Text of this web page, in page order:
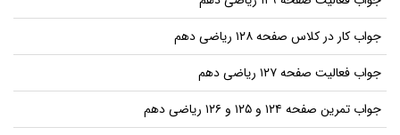
جواب کار در کلاس صفحه ۱۲۸ ریاضی دهم
جواب فعالیت صفحه ۱۲۷ ریاضی دهم
جواب تمرین صفحه ۱۲۴ و ۱۲۵ و ۱۲۶ ریاضی دهم